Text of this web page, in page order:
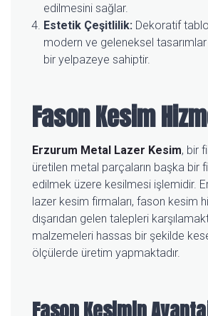
edilmesini sağlar.
Estetik Çeşitlilik: Dekoratif
modern ve geleneksel
bir yelpazeye sahiptir.
Fason Kesim
Erzurum Metal Lazer Kesim, bir
üretilen metal parçaların başka bir
edilmek üzere kesilmesi işlemidir.
lazer kesim firmaları, fason kesim
dışarıdan gelen talepleri
malzemeleri hassas bir şekilde
ölçülerde üretim yapmaktadır.